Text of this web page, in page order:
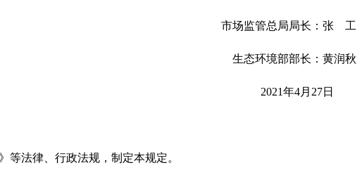
市场监管总局局长：张 工
生态环境部部长：黄润秋
2021年4月27日
法律、行政法规，制定本规定。